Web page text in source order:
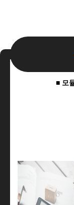
■ 모